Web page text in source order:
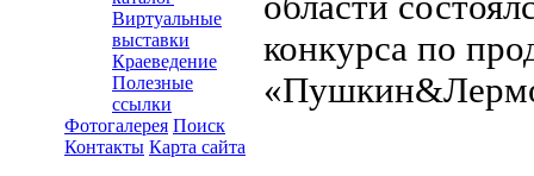
Виртуальные
выставки
Краеведение
Полезные
ссылки
Фотогалерея Поиск
Контакты Карта сайта
конкурса по